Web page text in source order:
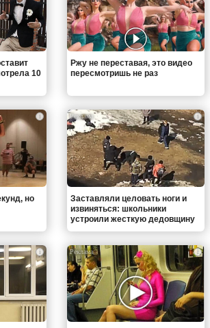
10
Ржу не переставая, это видео
пересмотришь не раз
i
но
i
Заставляли целовать ноги и
извиняться: школьники
устроили жесткую дедовщину
i i